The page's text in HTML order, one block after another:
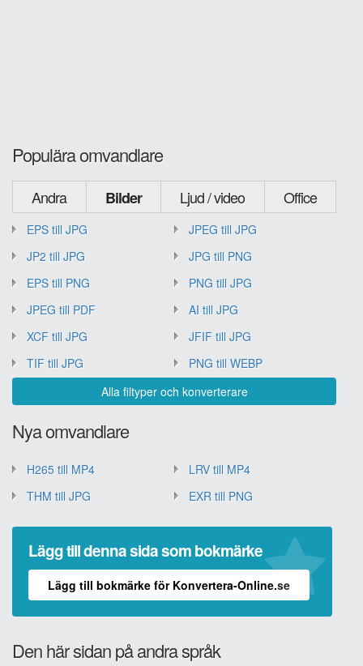
Populära omvandlare
Andra Bilder Ljud / video Office
EPS till JPG
JPEG till JPG
JP2 till JPG
JPG till PNG
EPS till PNG
PNG till JPG
JPEG till PDF
AI till JPG
XCF till JPG
JFIF till JPG
TIF till JPG
PNG till WEBP
Alla filtyper och konverterare
Nya omvandlare
H265 till MP4
LRV till MP4
THM till JPG
EXR till PNG
Lägg till denna sida som bokmärke
Lägg till bokmärke för Konvertera-Online.se
Den här sidan på andra språk